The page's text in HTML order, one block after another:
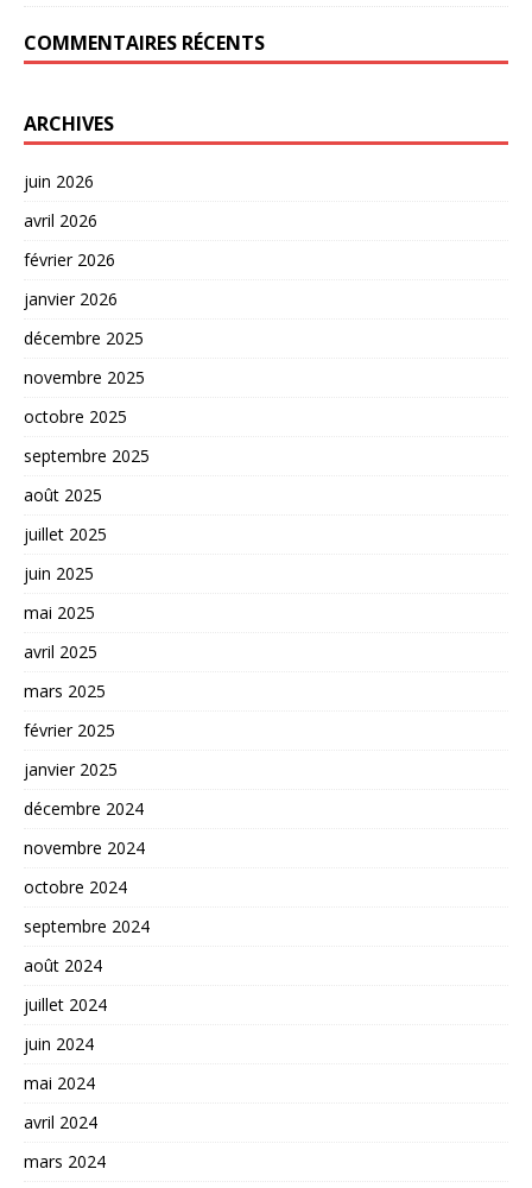
COMMENTAIRES RÉCENTS
ARCHIVES
juin 2026
avril 2026
février 2026
janvier 2026
décembre 2025
novembre 2025
octobre 2025
septembre 2025
août 2025
juillet 2025
juin 2025
mai 2025
avril 2025
mars 2025
février 2025
janvier 2025
décembre 2024
novembre 2024
octobre 2024
septembre 2024
août 2024
juillet 2024
juin 2024
mai 2024
avril 2024
mars 2024